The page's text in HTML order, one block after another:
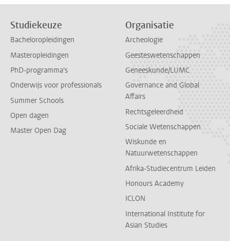
Studiekeuze
Bacheloropleidingen
Masteropleidingen
PhD-programma's
Onderwijs voor professionals
Summer Schools
Open dagen
Master Open Dag
Organisatie
Archeologie
Geesteswetenschappen
Geneeskunde/LUMC
Governance and Global
Affairs
Rechtsgeleerdheid
Sociale Wetenschappen
Wiskunde en
Natuurwetenschappen
Afrika-Studiecentrum Leiden
Honours Academy
ICLON
International Institute for
Asian Studies